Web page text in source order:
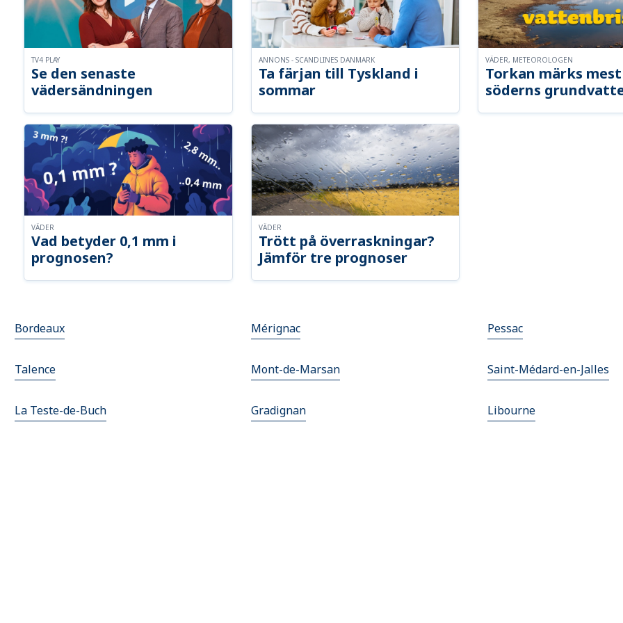
Se den senaste
vädersändningen
TV4 PLAY
Ta färjan till Tyskland i
sommar
ANNONS - SCANDLINES DANMARK
Torkan märks
söderns
VÄDER, METEOROLOGEN
Vad betyder 0,1 mm i
prognosen?
VÄDER
Trött på överraskningar?
Jämför tre prognoser
VÄDER
Bordeaux Mérignac Pessac
Talence Mont-de-Marsan Saint-Médard-en-Jalles
La Teste-de-Buch Gradignan Libourne